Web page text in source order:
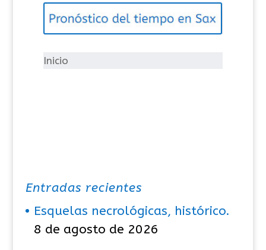
g
íInicio
Entradas recientes
Esquelas necrológicas, histórico.
8 de agosto de 2026